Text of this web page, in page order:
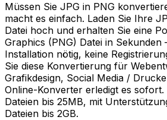
Müssen Sie JPG in PNG
macht es einfach. Laden Sie Ihre
Datei hoch und erhalten Sie eine
Graphics (PNG) Datei in
Installation nötig, keine
Sie diese Konvertierung für
Grafikdesign, Social Media /
Online-Konverter erledigt es
Dateien bis 25MB, mit
Dateien bis 2GB.